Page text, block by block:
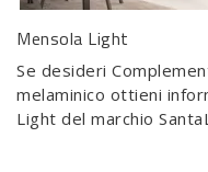
Mensola Light
Se desideri
melaminico ottieni
Light del marchio